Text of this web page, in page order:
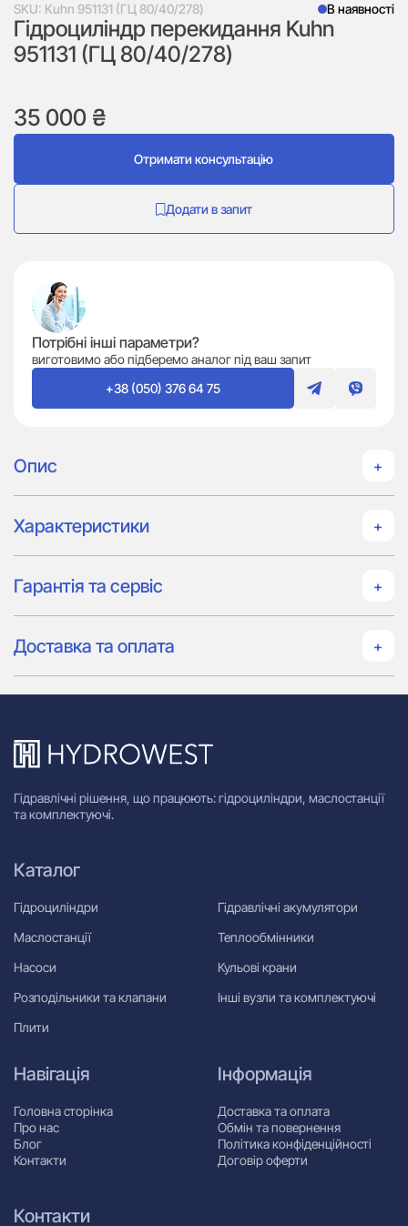
SKU: Kuhn 951131 (ГЦ 80/40/278) В наявності
Гідроциліндр перекидання Kuhn
951131 (ГЦ 80/40/278)
35 000 ₴
Отримати консультацію
Додати в запит
Потрібні інші параметри?
виготовимо або підберемо аналог під ваш запит
+38 (050) 376 64 75
Опис
Характеристики
Гарантія та сервіс
Доставка та оплата
Гідравлічні рішення, що працюють: гідроциліндри, маслостанції
та комплектуючі.
Навігація
Головна сторінка
Про нас
Блог
Контакти
Каталог
Гідроциліндри
Маслостанції
Насоси
Розподільники та клапани
Плити
Гідравлічні акумулятори
Теплообмінники
Кульові крани
Інші вузли та комплектуючі
Інформація
Доставка та оплата
Обмін та повернення
Політика конфіденційності
Договір оферти
Контакти